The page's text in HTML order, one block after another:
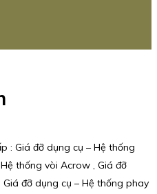
: Giá đỡ dụng cụ – Hệ thống
thống vòi Acrow , Giá đỡ
đỡ dụng cụ – Hệ thống phay